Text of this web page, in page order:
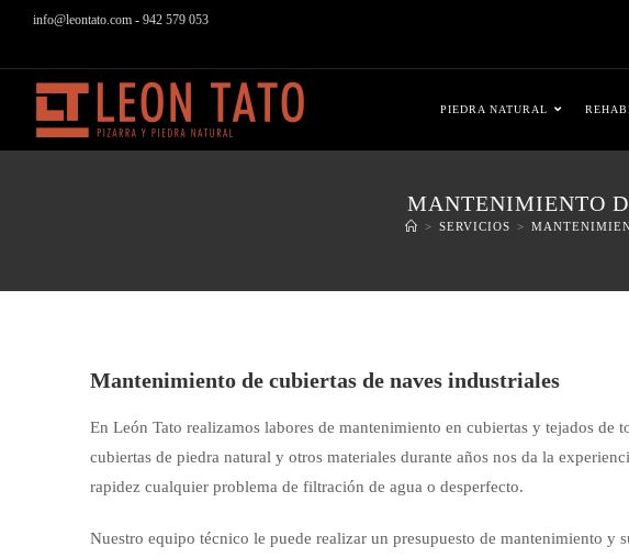
info@leontato.com - 942 579 053
PIEDRA NATURAL
MANTENIMIENTO
> SERVICIOS >
Mantenimiento de cubiertas de naves industriales
En León Tato realizamos labores de mantenimiento en cubiertas y tejados de
cubiertas de piedra natural y otros materiales durante años nos da la
rapidez cualquier problema de filtración de agua o desperfecto.
Nuestro equipo técnico le puede realizar un presupuesto de mantenimiento y